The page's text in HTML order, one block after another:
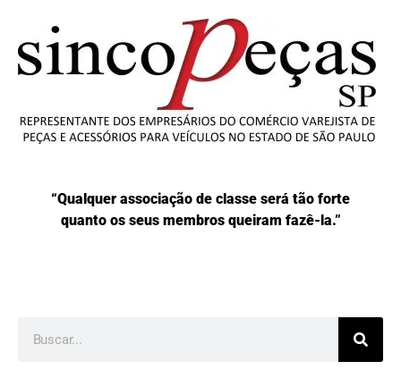
“Qualquer associação de classe será tão forte
quanto os seus membros queiram fazê-la.”